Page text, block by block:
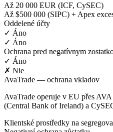
Až 20 000 EUR (ICF, CySEC)
Až $500 000 (SIPC) + Apex
Oddelené účty
✓ Áno
✓ Áno
Ochrana pred negatívnym
✓ Áno
✗ Nie
AvaTrade — ochrana vkladov
AvaTrade operuje v EU přes
(Central Bank of Ireland) a
Klientské prostředky na